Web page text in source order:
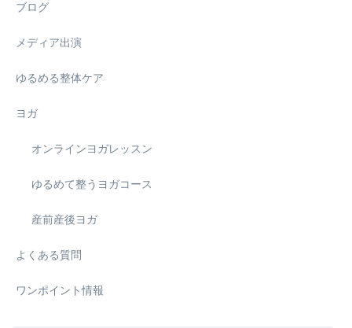
ブログ
メディア出演
ゆるめる整体ケア
ヨガ
オンラインヨガレッスン
ゆるめて整うヨガコース
産前産後ヨガ
よくある質問
ワンポイント情報